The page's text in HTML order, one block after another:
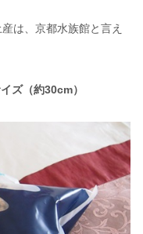
は、京都水族館と言え
ズ（約30cm）